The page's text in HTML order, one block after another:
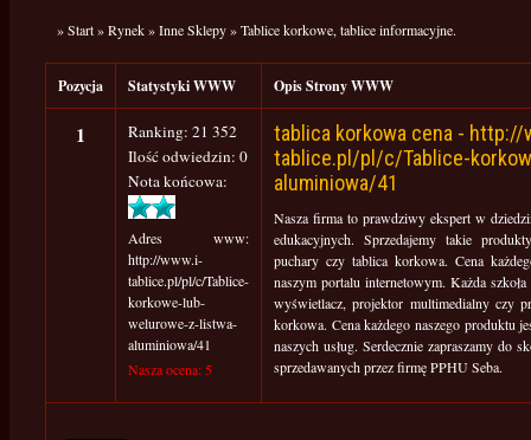
»Start»Rynek»Inne Sklepy»Tablice korkowe, tablice informacyjne.
Pozycja Statystyki WWW Opis Strony WWW
1
Ranking: 21 352
Ilość odwiedzin: 0
Nota końcowa:
Adres www:
http://www.i-
tablice.pl/pl/c/Tablice-
korkowe-lub-
welurowe-z-listwa-
aluminiowa/41
Nasza ocena: 5
tablica korkowa cena - http://
tablice.pl/pl/c/Tablice-
aluminiowa/41
Nasza firma to prawdziwy ekspert w
edukacyjnych. Sprzedajemy takie
puchary czy tablica korkowa. Cena
naszym portalu internetowym. Każda
wyświetlacz, projektor multimedialny czy
korkowa. Cena każdego naszego produktu
naszych usług. Serdecznie zapraszamy do
sprzedawanych przez firmę PPHU Seba.